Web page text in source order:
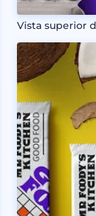
Vista superior